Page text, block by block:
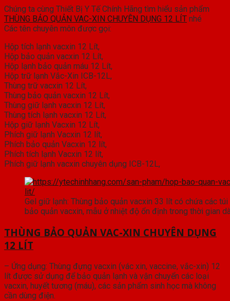
Chúng ta cùng Thiết Bị Y Tế Chính Hãng tìm hiểu sản phẩm
THÙNG BẢO QUẢN VAC-XIN CHUYÊN DỤNG 12 LÍT nhé
Các tên chuyên môn được gọi:
Hộp tích lạnh vacxin 12 Lít,
Hộp bảo quản vacxin 12 Lít,
Hộp lạnh bảo quản máu 12 Lít,
Hộp trữ lạnh Vắc-Xin ICB-12L,
Thùng trữ vacxin 12 Lít,
Thùng bảo quản vacxin 12 Lít,
Thùng giữ lạnh vacxin 12 Lít,
Thùng tích lạnh vacxin 12 Lít,
Hộp giữ lạnh Vacxin 12 Lít,
Phích giữ lạnh Vacxin 12 lít,
Phích bảo quản Vacxin 12 lít,
Phích tích lạnh Vacxin 12 lít,
Phích giữ lạnh vacxin chuyên dụng ICB-12L,
Gel giữ lạnh: Thùng bảo quản vacxin 33 lít có chứa các
bảo quản vacxin, mẫu ở nhiệt độ ổn định trong thời gian
THÙNG BẢO QUẢN VAC-XIN CHUYÊN DỤNG
12 LÍT
– Ứng dụng: Thùng đựng vacxin (vác xin, vaccine, vắc-xin) 12
lít được sử dụng để bảo quản lạnh và vận chuyển các loại
vacxin, huyết tương (máu), các sản phẩm sinh học mà không
cần dùng điện.